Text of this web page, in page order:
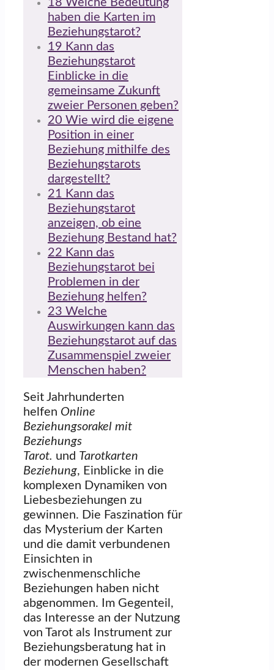
18 Welche Bedeutung
haben die Karten im
Beziehungstarot?
19 Kann das
Beziehungstarot
Einblicke in die
gemeinsame Zukunft
zweier Personen geben?
20 Wie wird die eigene
Position in einer
Beziehung mithilfe des
Beziehungstarots
dargestellt?
21 Kann das
Beziehungstarot
anzeigen, ob eine
Beziehung Bestand hat?
22 Kann das
Beziehungstarot bei
Problemen in der
Beziehung helfen?
23 Welche
Auswirkungen kann das
Beziehungstarot auf das
Zusammenspiel zweier
Menschen haben?
Seit Jahrhunderten
helfen Online
Beziehungsorakel mit
Beziehungs
Tarot. und Tarotkarten
Beziehung, Einblicke in die
komplexen Dynamiken von
Liebesbeziehungen zu
gewinnen. Die Faszination für
das Mysterium der Karten
und die damit verbundenen
Einsichten in
zwischenmenschliche
Beziehungen haben nicht
abgenommen. Im Gegenteil,
das Interesse an der Nutzung
von Tarot als Instrument zur
Beziehungsberatung hat in
der modernen Gesellschaft